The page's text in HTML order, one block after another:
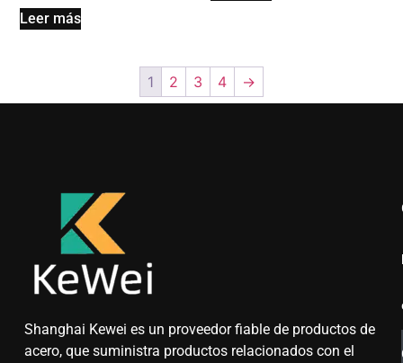
Leer más
1 2 3 4 →
Shanghai Kewei es un proveedor fiable de productos de
acero, que suministra productos relacionados con el